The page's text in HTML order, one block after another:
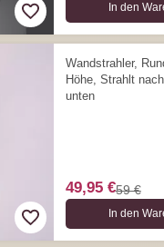
In den
Wandstrahler,
Höhe, Strahlt
unten
49,95 €59 €
In den